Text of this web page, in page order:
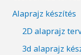
Alaprajz készítés
2D alaprajz
3d alaprajz